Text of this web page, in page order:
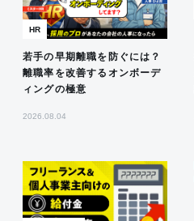
HR
若手の早期離職を防ぐには？
離職率を改善するオンボーデ
ィングの極意
2026.08.04